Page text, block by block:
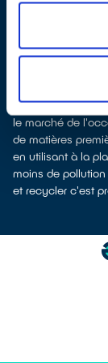
collectés afin
Recycler, c’est
environnemental
La fabrication
pollution et
permet d’éviter
le marché de
de matières
en utilisant à la
moins de
et recycler c'est